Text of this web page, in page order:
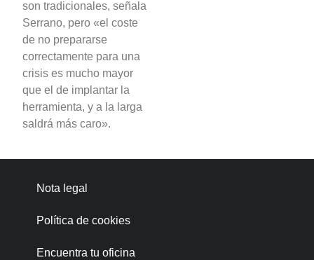
son tradicionales, señala
Serrano, pero «el coste
de no prepararse
correctamente para una
crisis es mucho mayor
que el de implantar la
herramienta, y a la larga
saldrá más caro».
Nota legal
Política de cookies
Encuentra tu oficina